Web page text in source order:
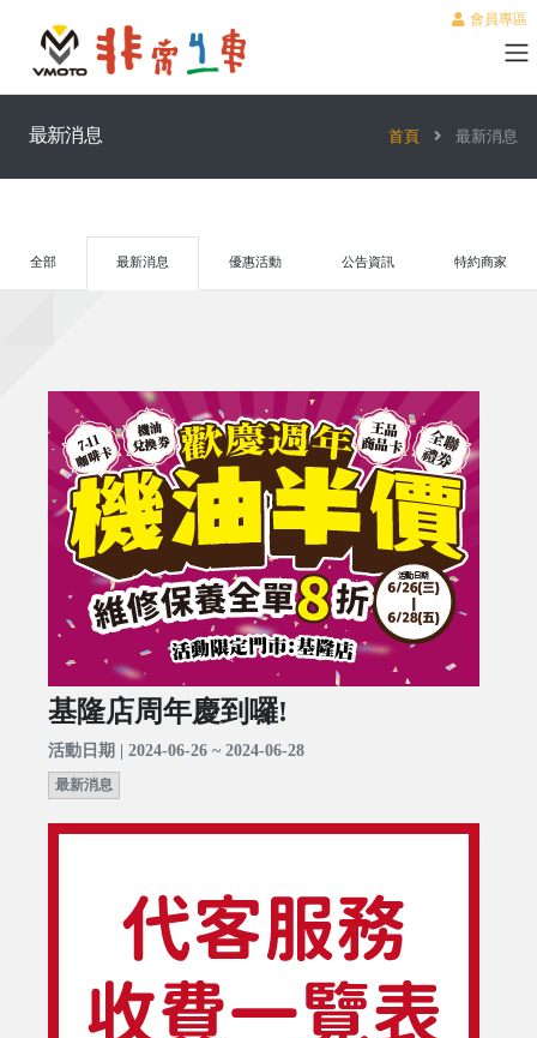
會員專區
最新消息 首頁 最新消息
全部 最新消息 優惠活動 公告資訊 特約商家
基隆店周年慶到囉!
活動日期 | 2024-06-26 ~ 2024-06-28
最新消息